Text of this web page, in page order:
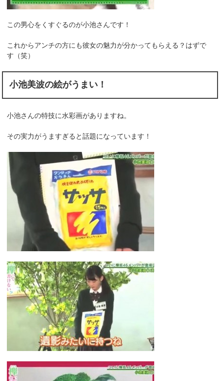
この男心をくすぐるのが小池さんです！
これからアンチの方にも彼女の魅力が分かってもらえる？はずで
す（笑）
小池美波の絵がうまい！
小池さんの特技に水彩画がありますね。
その実力がうますぎると話題になっています！